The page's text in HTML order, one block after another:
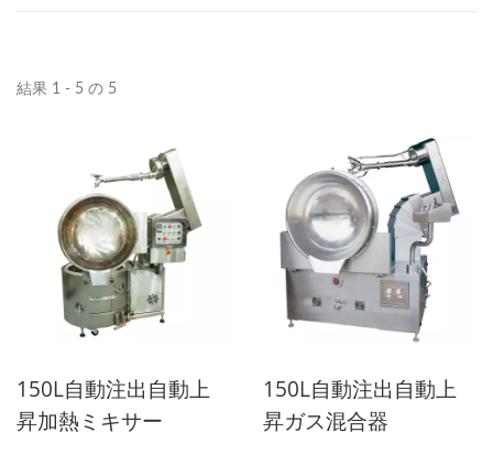
結果 1 - 5 の 5
150L自動注出自動上
昇加熱ミキサー
150L自動注出自動上
昇ガス混合器